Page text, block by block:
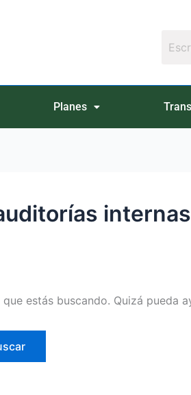
Planes
estás buscando. Quizá pueda